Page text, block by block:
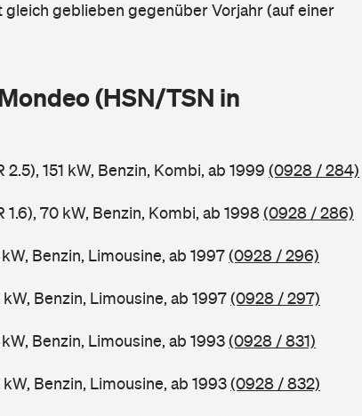
gleich geblieben gegenüber Vorjahr (auf einer
(HSN/TSN in
151 kW, Benzin, Kombi, ab 1999 (0928 / 284)
1.6), 70 kW, Benzin, Kombi, ab 1998(0928 / 286)
Benzin, Limousine, ab 1997(0928 / 296)
Benzin, Limousine, ab 1997(0928 / 297)
Benzin, Limousine, ab 1993(0928 / 831)
Benzin, Limousine, ab 1993(0928 / 832)